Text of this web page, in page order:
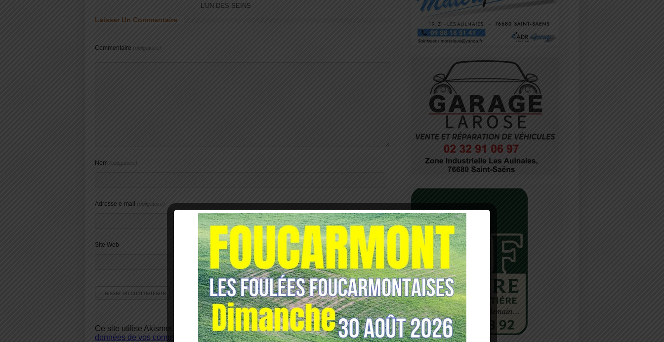
L’UN DES SEINS
Laisser Un Commentaire
Commentaire (obligatoire)
Nom (obligatoire)
Adresse e-mail (obligatoire)
Site Web
Ce site utilise Akismet pour réduire les indésirables.En savoir plus sur comment les
données de vos commentaires sont utilisées.